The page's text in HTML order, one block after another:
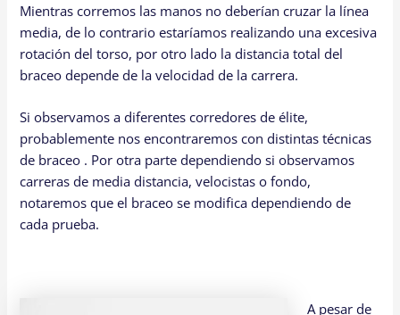
Mientras corremos las manos no deberían cruzar la línea
media, de lo contrario estaríamos realizando una excesiva
rotación del torso, por otro lado la distancia total del
braceo depende de la velocidad de la carrera.
Si observamos a diferentes corredores de élite,
probablemente nos encontraremos con distintas técnicas
de braceo . Por otra parte dependiendo si observamos
carreras de media distancia, velocistas o fondo,
notaremos que el braceo se modifica dependiendo de
cada prueba.
A pesar de